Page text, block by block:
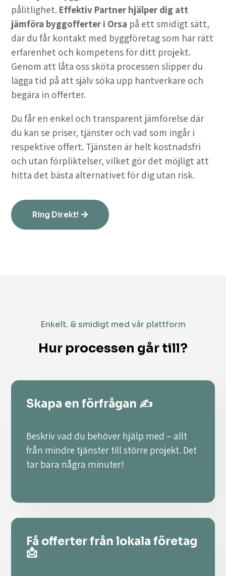
pålitlighet. Effektiv Partner hjälper dig att
jämföra byggofferter i Orsa på ett smidigt sätt,
där du får kontakt med byggföretag som har rätt
erfarenhet och kompetens för ditt projekt.
Genom att låta oss sköta processen slipper du
lägga tid på att själv söka upp hantverkare och
begära in offerter.
Du får en enkel och transparent jämförelse där
du kan se priser, tjänster och vad som ingår i
respektive offert. Tjänsten är helt kostnadsfri
och utan förpliktelser, vilket gör det möjligt att
hitta det bästa alternativet för dig utan risk.
Ring Direkt!
Enkelt. & smidigt med vår plattform
Hur processen går till?
Skapa en förfrågan ✍️
Beskriv vad du behöver hjälp med – allt
från mindre tjänster till större projekt. Det
tar bara några minuter!
Få offerter från lokala företag
📩